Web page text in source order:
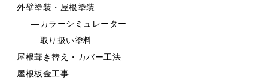
外壁塗装・屋根塗装
カラーシミュレーター
取り扱い塗料
屋根葺き替え・カバー工法
屋根板金工事